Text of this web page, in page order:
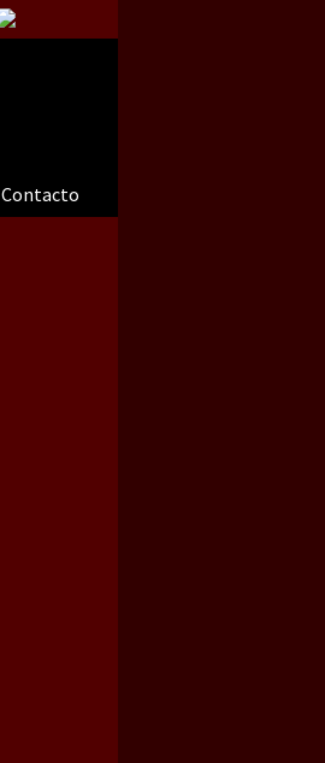
Contacto